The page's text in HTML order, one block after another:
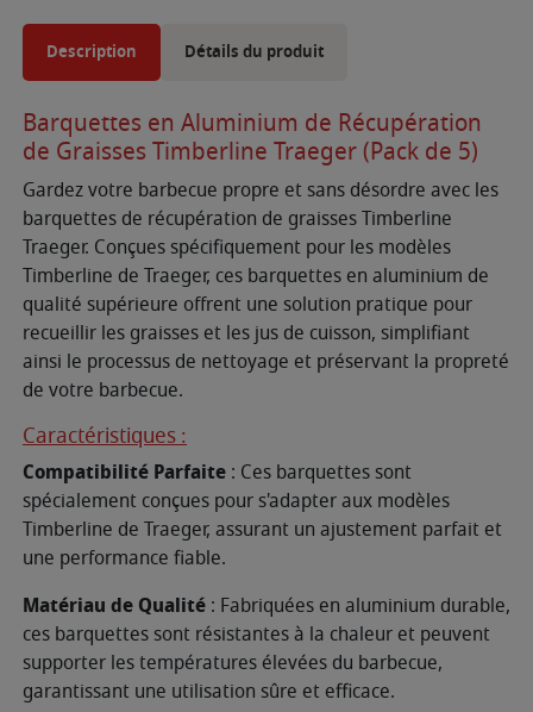
Description Détails du produit
Barquettes en Aluminium de Récupération
de Graisses Timberline Traeger (Pack de 5)
Gardez votre barbecue propre et sans désordre avec les
barquettes de récupération de graisses Timberline
Traeger. Conçues spécifiquement pour les modèles
Timberline de Traeger, ces barquettes en aluminium de
qualité supérieure offrent une solution pratique pour
recueillir les graisses et les jus de cuisson, simplifiant
ainsi le processus de nettoyage et préservant la propreté
de votre barbecue.
Caractéristiques :
Compatibilité Parfaite : Ces barquettes sont
spécialement conçues pour s'adapter aux modèles
Timberline de Traeger, assurant un ajustement parfait et
une performance fiable.
Matériau de Qualité : Fabriquées en aluminium durable,
ces barquettes sont résistantes à la chaleur et peuvent
supporter les températures élevées du barbecue,
garantissant une utilisation sûre et efficace.